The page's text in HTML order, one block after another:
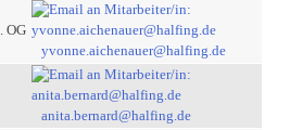
OG
yvonne.aichenauer@halfing.de
anita.bernard@halfing.de